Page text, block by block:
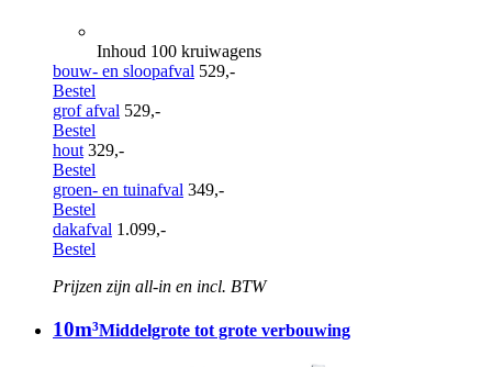
Inhoud 100 kruiwagens
bouw- en sloopafval 529,-
Bestel
grof afval 529,-
Bestel
hout 329,-
Bestel
groen- en tuinafval 349,-
Bestel
dakafval 1.099,-
Bestel
Prijzen zijn all-in en incl. BTW
10m³Middelgrote tot grote verbouwing